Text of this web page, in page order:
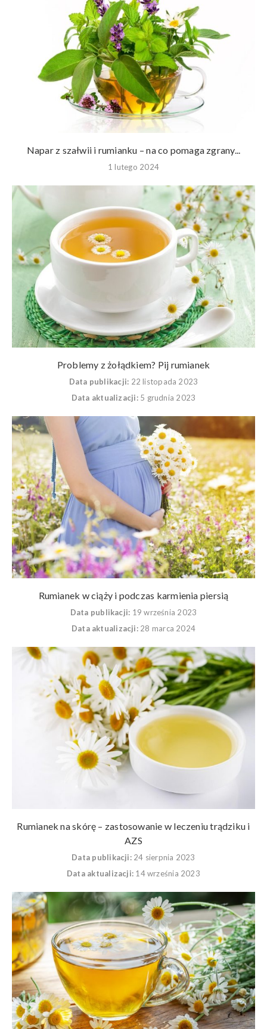
Napar z szałwii i rumianku – na co pomaga zgrany...
1 lutego 2024
Problemy z żołądkiem? Pij rumianek
Data publikacji: 22 listopada 2023
Data aktualizacji: 5 grudnia 2023
Rumianek w ciąży i podczas karmienia piersią
Data publikacji: 19 września 2023
Data aktualizacji: 28 marca 2024
Rumianek na skórę – zastosowanie w leczeniu trądziku i
AZS
Data publikacji: 24 sierpnia 2023
Data aktualizacji: 14 września 2023